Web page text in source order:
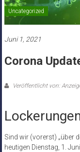
Uncategorized
Juni 1, 2021
Corona
Veröffentlicht von:
Sind wir (vorerst) „über
heutigen Dienstag, 1.